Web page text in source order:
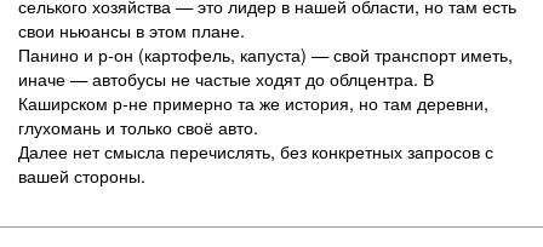
свои ньюансы в этом плане.
Панино и р-он (картофель, капуста) — свой транспорт иметь,
иначе — автобусы не частые ходят до облцентра. В
Каширском р-не примерно та же история, но там деревни,
глухомань и только своё авто.
Далее нет смысла перечислять, без конкретных запросов с
вашей стороны.